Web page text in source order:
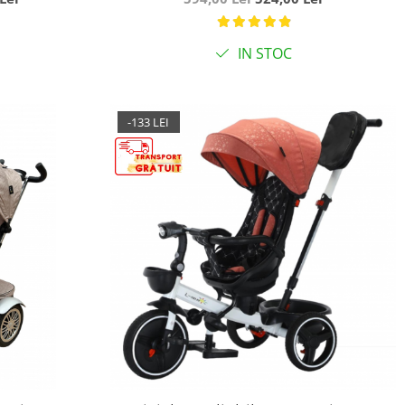
IN STOC
-133 LEI